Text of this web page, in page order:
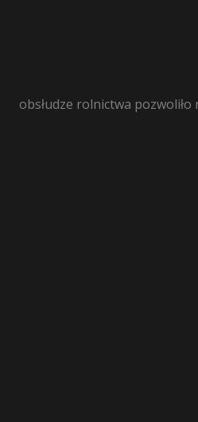
obsłudze rolnictwa